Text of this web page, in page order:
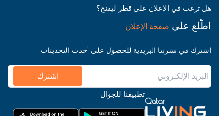
هل ترغب في الإعلان على قطر ليفنج؟
اطّلع على صفحة الإعلان
اشترك في نشرتنا البريدية للحصول على أحدث التحديثات
اشترك
تطبيقنا للجوال